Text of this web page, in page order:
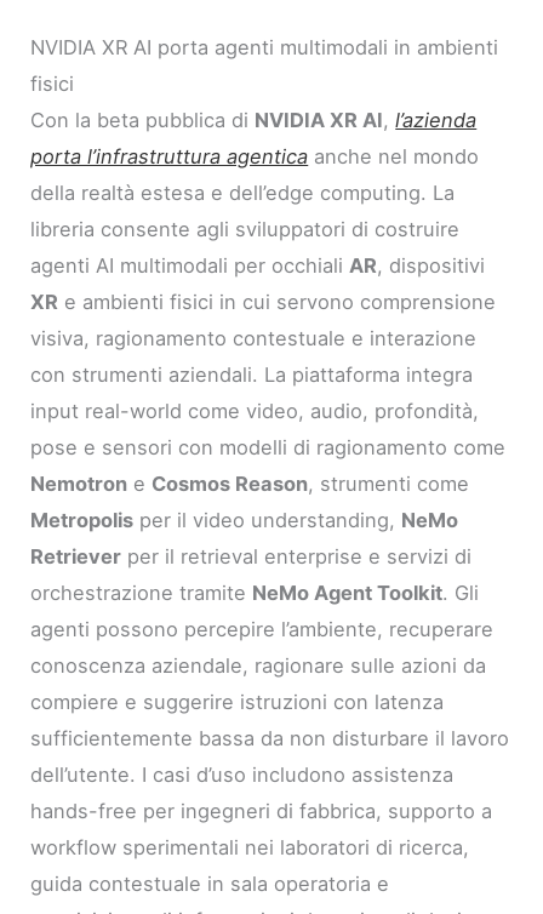
NVIDIA XR AI porta agenti multimodali in ambienti
fisici
Con la beta pubblica di NVIDIA XR AI,l’azienda
porta l’infrastruttura agentica anche nel mondo
della realtà estesa e dell’edge computing. La
libreria consente agli sviluppatori di costruire
agenti AI multimodali per occhiali AR, dispositivi
XR e ambienti fisici in cui servono comprensione
visiva, ragionamento contestuale e interazione
con strumenti aziendali. La piattaforma integra
input real-world come video, audio, profondità,
pose e sensori con modelli di ragionamento come
Nemotron e Cosmos Reason, strumenti come
Metropolis per il video understanding, NeMo
Retriever per il retrieval enterprise e servizi di
orchestrazione tramite NeMo Agent Toolkit. Gli
agenti possono percepire l’ambiente, recuperare
conoscenza aziendale, ragionare sulle azioni da
compiere e suggerire istruzioni con latenza
sufficientemente bassa da non disturbare il lavoro
dell’utente. I casi d’uso includono assistenza
hands-free per ingegneri di fabbrica, supporto a
workflow sperimentali nei laboratori di ricerca,
guida contestuale in sala operatoria e